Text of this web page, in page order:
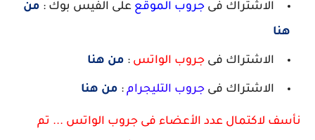
الاشتراك فى جروب الموقع على الفيس بوك : من
هنا
الاشتراك فى جروب الواتس : من هنا
الاشتراك فى جروب التليجرام : من هنا
نأسف لاكتمال عدد الأعضاء فى جروب الواتس ... تم